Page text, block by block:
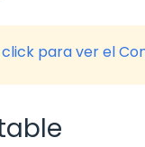
click para ver el